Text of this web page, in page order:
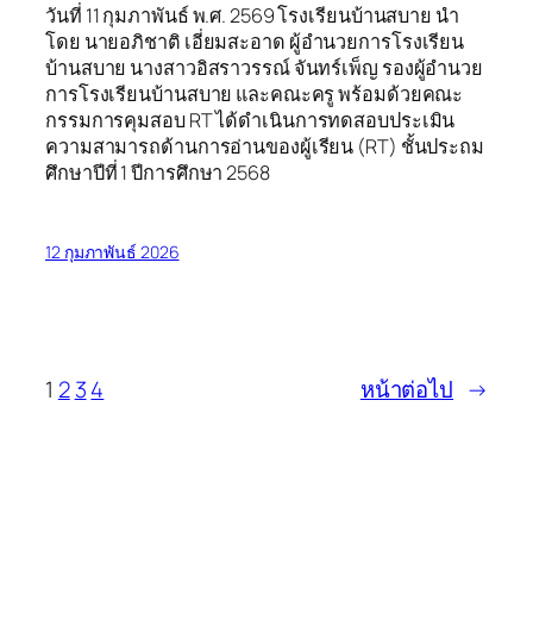
วันที่ 11 กุมภาพันธ์ พ.ศ. 2569 โรงเรียนบ้านสบาย นำ
โดย นายอภิชาติ เอี่ยมสะอาด ผู้อำนวยการโรงเรียน
บ้านสบาย นางสาวอิสราวรรณ์ จันทร์เพ็ญ รองผู้อำนวย
การโรงเรียนบ้านสบาย และคณะครู พร้อมด้วยคณะ
กรรมการคุมสอบ RT ได้ดำเนินการทดสอบประเมิน
ความสามารถด้านการอ่านของผู้เรียน (RT) ชั้นประถม
ศึกษาปีที่ 1 ปีการศึกษา 2568
12 กุมภาพันธ์ 2026
1 2 34 หน้าต่อไป →